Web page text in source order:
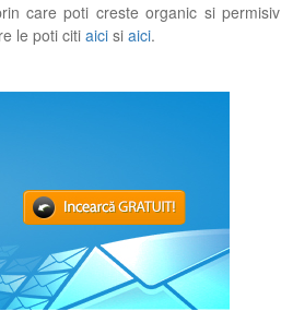
care poti creste organic si permisiv
le poti citi aici si aici.